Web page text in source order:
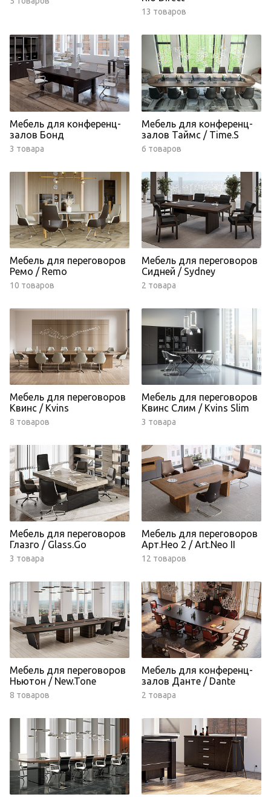
13 товаров
Мебель для конференц-
залов Бонд
3 товара
Мебель для конференц-
залов Таймс / Time.S
6 товаров
Мебель для переговоров
Ремо / Remo
10 товаров
Мебель для переговоров
Сидней / Sydney
2 товара
Мебель для переговоров
Квинс / Kvins
8 товаров
Мебель для переговоров
Квинс Слим / Kvins Slim
3 товара
Мебель для переговоров
Глазго / Glass.Go
3 товара
Мебель для переговоров
Арт.Нео 2 / Art.Neo II
12 товаров
Мебель для переговоров
Ньютон / New.Tone
8 товаров
Мебель для конференц-
залов Данте / Dante
2 товара